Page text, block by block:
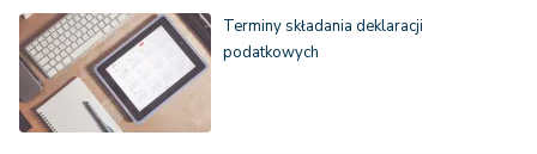
Terminy składania deklaracji
podatkowych